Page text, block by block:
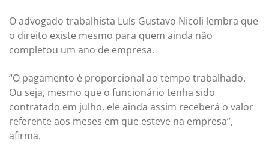
O advogado trabalhista Luís Gustavo Nicoli lembra que
o direito existe mesmo para quem ainda não
completou um ano de empresa.
“O pagamento é proporcional ao tempo trabalhado.
Ou seja, mesmo que o funcionário tenha sido
contratado em julho, ele ainda assim receberá o valor
referente aos meses em que esteve na empresa”,
afirma.